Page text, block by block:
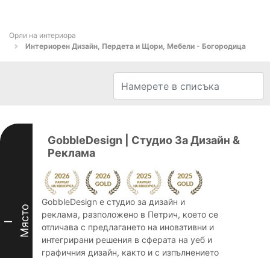
Орли на интериора
Интериорен Дизайн, Пердета и Щори, Мебели - Богородица
I Място
GobbleDesign | Студио За Дизайн &
Реклама
GobbleDesign е студио за дизайн и
реклама, разположено в Петрич, което се
отличава с предлагането на иновативни и
интегрирани решения в сферата на уеб и
графичния дизайн, както и с изпълнението